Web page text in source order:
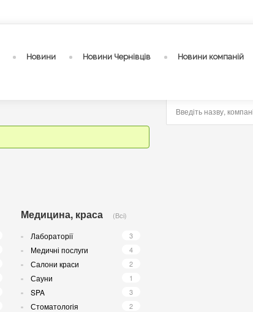
Новини Новини Чернівців Новини компаній
Медицина, краса (Всі)
Лабораторії 3
Медичні послуги 4
Салони краси 2
Сауни 1
SPA 3
Стоматологія 2